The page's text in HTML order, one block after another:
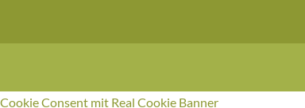
Cookie Consent mit Real Cookie Banner